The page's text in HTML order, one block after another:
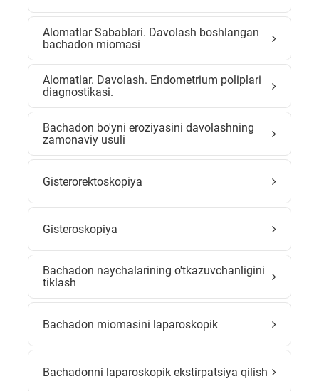
Alomatlar Sabablari. Davolash boshlangan
bachadon miomasi
Alomatlar. Davolash. Endometrium poliplari
diagnostikasi.
Bachadon bo'yni eroziyasini davolashning
zamonaviy usuli
Gisterorektoskopiya
Gisteroskopiya
Bachadon naychalarining o'tkazuvchanligini
tiklash
Bachadon miomasini laparoskopik
Bachadonni laparoskopik ekstirpatsiya qilish